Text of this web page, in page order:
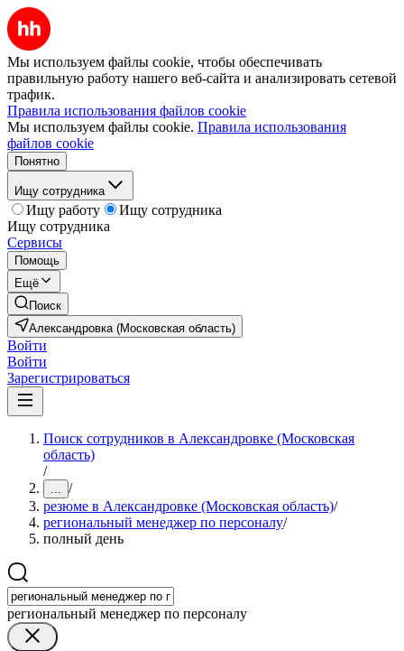
Мы используем файлы cookie, чтобы обеспечивать
правильную работу нашего веб-сайта и анализировать сетевой
трафик.
Правила использования файлов cookie
Мы используем файлы cookie. Правила использования
файлов cookie
Понятно
Ищу сотрудника
Ищу работу
Ищу сотрудника
Ищу сотрудника
Сервисы
Помощь
Ещё
Поиск
Александровка (Московская область)
Войти
Войти
Зарегистрироваться
Поиск сотрудников в Александровке (Московская
область)
/
... /
резюме в Александровке (Московская область)/
региональный менеджер по персоналу/
полный день
региональный менеджер по персоналу